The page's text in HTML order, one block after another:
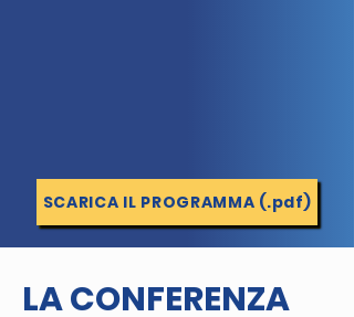
SCARICA IL PROGRAMMA (.pdf)
LA CONFERENZA